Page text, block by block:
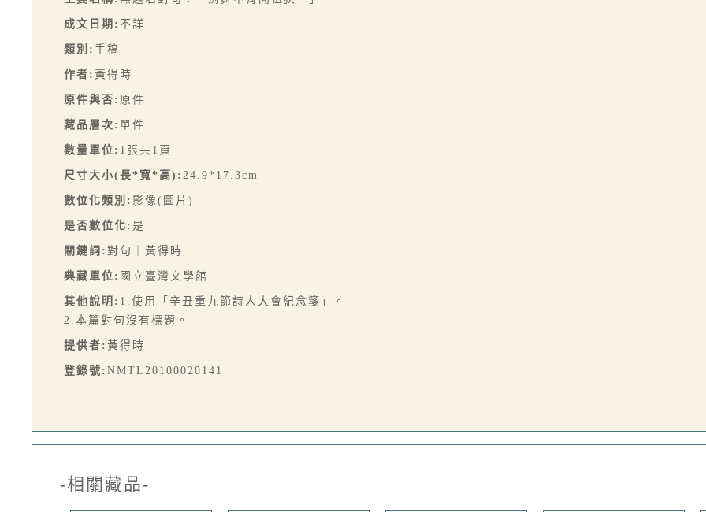
成文日期: 不詳
類別: 手稿
作者: 黃得時
原件與否: 原件
藏品層次: 單件
數量單位: 1張共1頁
尺寸大小(長*寬*高): 24.9*17.3cm
數位化類別: 影像(圖片)
是否數位化: 是
關鍵詞: 對句｜黃得時
典藏單位: 國立臺灣文學館
其他說明: 1.使用「辛丑重九節詩人大會紀念箋」。
2.本篇對句沒有標題。
提供者: 黃得時
登錄號: NMTL20100020141
-相關藏品-